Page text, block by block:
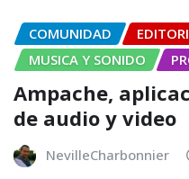
COMUNIDAD
MUSICA Y SONIDO
Ampache,
de audio y video
NevilleCharbonnier